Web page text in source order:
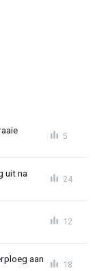
5
uit na
24
12
aan
18